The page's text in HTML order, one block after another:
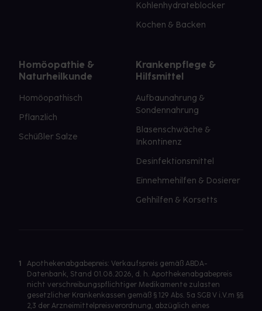
Kohlenhydrateblocker
Kochen & Backen
Homöopathie &
Naturheilkunde
Homöopathisch
Pflanzlich
Schüßler Salze
Krankenpflege &
Hilfsmittel
Aufbaunahrung &
Sondennahrung
Blasenschwäche &
Inkontinenz
Desinfektionsmittel
Einnehmehilfen & Dosierer
Gehhilfen & Korsetts
1
Apothekenabgabepreis: Verkaufspreis gemäß ABDA-
Datenbank, Stand 01.08.2026, d. h. Apothekenabgabepreis
nicht verschreibungspflichtiger Medikamente zulasten
gesetzlicher Krankenkassen gemäß § 129 Abs. 5a SGB V i.V.m §§
2,3 der Arzneimittelpreisverordnung, abzüglich eines